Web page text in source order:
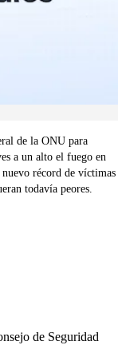
de la ONU para
a un alto el fuego en
récord de víctimas
todavía peores.
de Seguridad